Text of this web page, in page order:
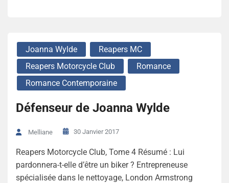
Joanna Wylde
Reapers MC
Reapers Motorcycle Club
Romance
Romance Contemporaine
Défenseur de Joanna Wylde
Melliane 30 Janvier 2017
Reapers Motorcycle Club, Tome 4 Résumé : Lui
pardonnera-t-elle d’être un biker ? Entrepreneuse
spécialisée dans le nettoyage, London Armstrong